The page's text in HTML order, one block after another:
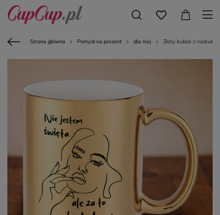
Strona główna Pomysł na prezent dla niej Złoty kubek z